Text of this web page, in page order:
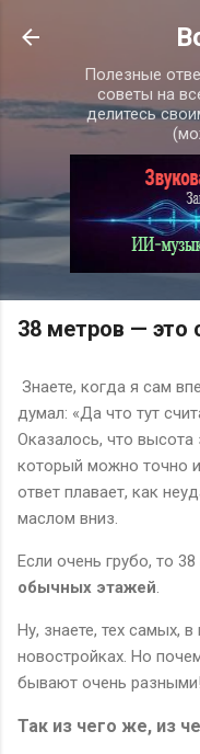
К
Полезные
советы на
делитесь
38 метров — это
Знаете, когда я сам
думал: «Да что тут
Оказалось, что высота
который можно точно
ответ плавает, как
маслом вниз.
Если очень грубо, то
обычных этажей
Ну, знаете, тех самых,
новостройках. Но
бывают очень разными!
Так из чего же, из